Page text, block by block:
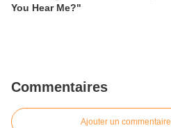
You Hear Me?"
Commentaires
Ajouter un commentaire